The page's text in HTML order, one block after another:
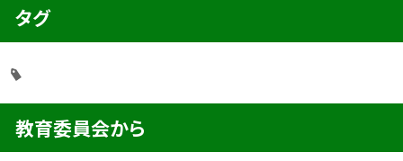
タグ
教育委員会から